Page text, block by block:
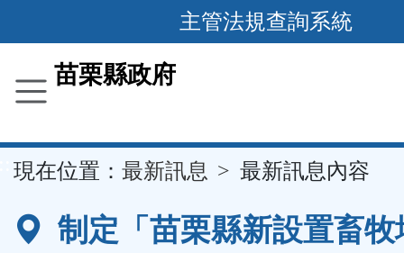
到
要
容
區
主管法規查詢系統
苗栗縣政府
現在位置： 最新訊息 最新訊息內容
制定「苗栗縣新設置畜牧